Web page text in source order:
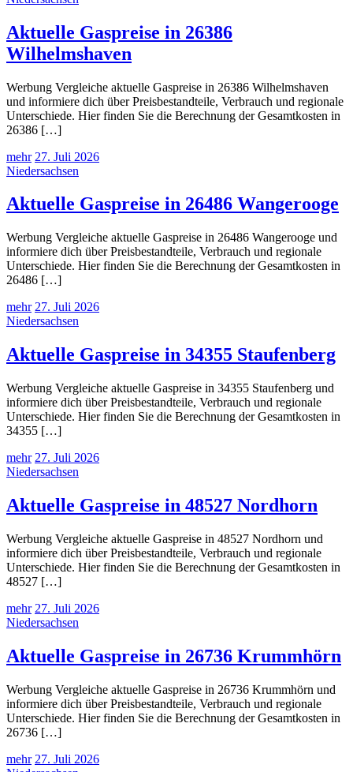
Aktuelle Gaspreise in 26386
Wilhelmshaven
Werbung Vergleiche aktuelle Gaspreise in 26386 Wilhelmshaven
und informiere dich über Preisbestandteile, Verbrauch und regionale
Unterschiede. Hier finden Sie die Berechnung der Gesamtkosten in
26386 […]
mehr 27. Juli 2026
Niedersachsen
Aktuelle Gaspreise in 26486 Wangerooge
Werbung Vergleiche aktuelle Gaspreise in 26486 Wangerooge und
informiere dich über Preisbestandteile, Verbrauch und regionale
Unterschiede. Hier finden Sie die Berechnung der Gesamtkosten in
26486 […]
mehr 27. Juli 2026
Niedersachsen
Aktuelle Gaspreise in 34355 Staufenberg
Werbung Vergleiche aktuelle Gaspreise in 34355 Staufenberg und
informiere dich über Preisbestandteile, Verbrauch und regionale
Unterschiede. Hier finden Sie die Berechnung der Gesamtkosten in
34355 […]
mehr 27. Juli 2026
Niedersachsen
Aktuelle Gaspreise in 48527 Nordhorn
Werbung Vergleiche aktuelle Gaspreise in 48527 Nordhorn und
informiere dich über Preisbestandteile, Verbrauch und regionale
Unterschiede. Hier finden Sie die Berechnung der Gesamtkosten in
48527 […]
mehr 27. Juli 2026
Niedersachsen
Aktuelle Gaspreise in 26736 Krummhörn
Werbung Vergleiche aktuelle Gaspreise in 26736 Krummhörn und
informiere dich über Preisbestandteile, Verbrauch und regionale
Unterschiede. Hier finden Sie die Berechnung der Gesamtkosten in
26736 […]
mehr 27. Juli 2026